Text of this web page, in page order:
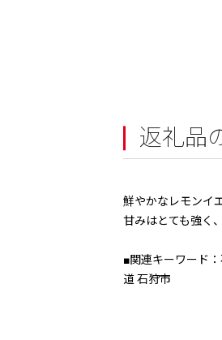
返礼品
鮮やかなレモンイ
甘みはとても強く
■関連キーワード
道 石狩市